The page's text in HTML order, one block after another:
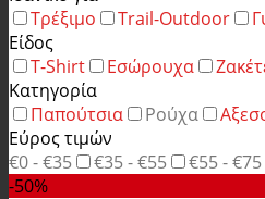
Τρέξιμο
Trail-Outdoor
Είδος
T-Shirt
Εσώρουχα
Κατηγορία
Παπούτσια
Ρούχα
Εύρος τιμών
€0 - €35
€35 - €55 €55 - €75
-50%